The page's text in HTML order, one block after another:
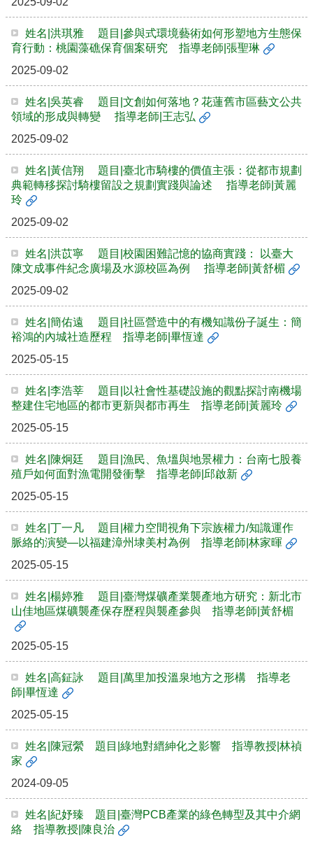
姓名|洪琪雅 題目|參與式環境藝術如何形塑地方生態保
育行動：桃園藻礁保育個案研究 指導老師|張聖琳
2025-09-02
姓名|吳英睿 題目|文創如何落地？花蓮舊市區藝文公共
領域的形成與轉變 指導老師|王志弘
2025-09-02
姓名|黃信翔 題目|臺北市騎樓的價值主張：從都市規劃
典範轉移探討騎樓留設之規劃實踐與論述 指導老師|黃麗
玲
2025-09-02
姓名|洪苡寧 題目|校園困難記憶的協商實踐： 以臺大
陳文成事件紀念廣場及水源校區為例 指導老師|黃舒楣
2025-09-02
姓名|簡佑遠 題目|社區營造中的有機知識份子誕生：簡
裕鴻的內城社造歷程 指導老師|畢恆達
2025-05-15
姓名|李浩莘 題目|以社會性基礎設施的觀點探討南機場
整建住宅地區的都市更新與都市再生 指導老師|黃麗玲
2025-05-15
姓名|陳炯廷 題目|漁民、魚塭與地景權力：台南七股養
殖戶如何面對漁電開發衝擊 指導老師|邱啟新
2025-05-15
姓名|丁一凡 題目|權力空間視角下宗族權力/知識運作
脈絡的演變—以福建漳州埭美村為例 指導老師|林家暉
2025-05-15
姓名|楊婷雅 題目|臺灣煤礦產業襲產地方研究：新北市
山佳地區煤礦襲產保存歷程與襲產參與 指導老師|黃舒楣
2025-05-15
姓名|高鉦詠 題目|萬里加投溫泉地方之形構 指導老
師|畢恆達
2025-05-15
姓名|陳冠縈 題目|綠地對縉紳化之影響 指導教授|林禎
家
2024-09-05
姓名|紀妤臻 題目|臺灣PCB產業的綠色轉型及其中介網
絡 指導教授|陳良治